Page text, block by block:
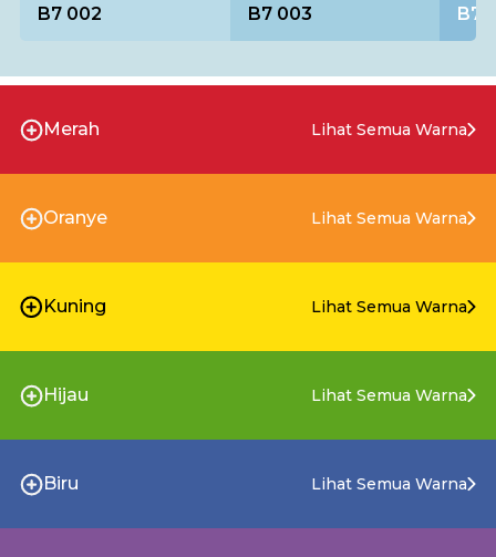
B7 002
B7 003
B7
Merah Lihat Semua Warna
Oranye Lihat Semua Warna
Kuning Lihat Semua Warna
Hijau Lihat Semua Warna
Biru Lihat Semua Warna